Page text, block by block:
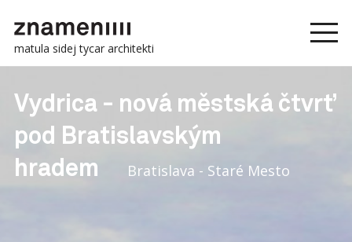
matula sidej tycar architekti
Vydrica - nová městská čtvrť
pod Bratislavským
hradem
Bratislava - Staré Mesto